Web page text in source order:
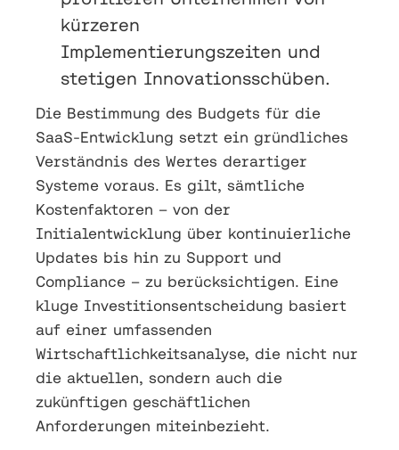
kürzeren
Implementierungszeiten und
stetigen Innovationsschüben.
Die Bestimmung des Budgets für die
SaaS-Entwicklung setzt ein gründliches
Verständnis des Wertes derartiger
Systeme voraus. Es gilt, sämtliche
Kostenfaktoren – von der
Initialentwicklung über kontinuierliche
Updates bis hin zu Support und
Compliance – zu berücksichtigen. Eine
kluge Investitionsentscheidung basiert
auf einer umfassenden
Wirtschaftlichkeitsanalyse, die nicht nur
die aktuellen, sondern auch die
zukünftigen geschäftlichen
Anforderungen miteinbezieht.